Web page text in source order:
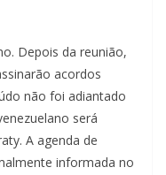
Depois da reunião,
acordos
não foi adiantado
será
A agenda de
informada no